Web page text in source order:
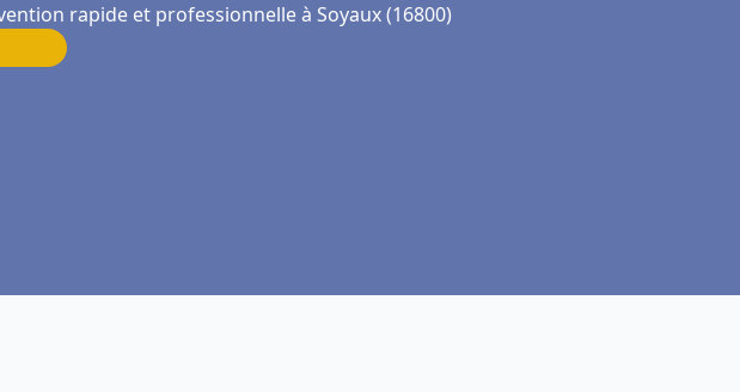
rapide et professionnelle à Soyaux (16800)